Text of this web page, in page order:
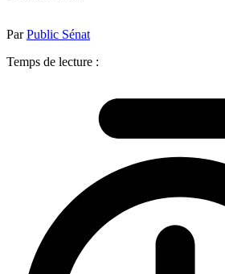
ParPublic Sénat
Temps de lecture :